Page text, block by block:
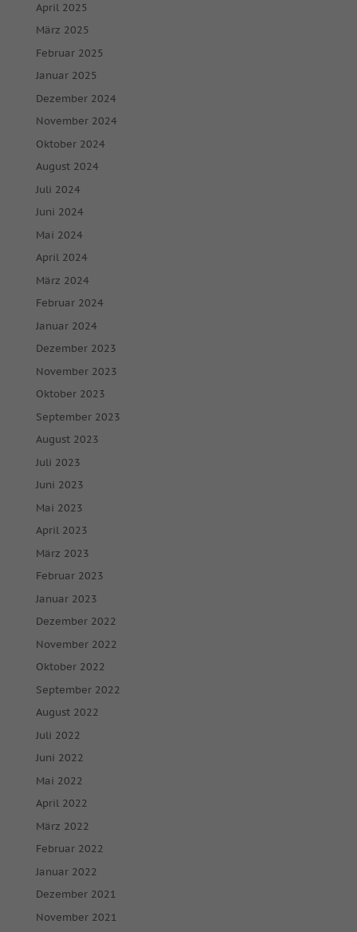
April 2025
März 2025
Februar 2025
Januar 2025
Dezember 2024
November 2024
Oktober 2024
August 2024
Juli 2024
Juni 2024
Mai 2024
April 2024
März 2024
Februar 2024
Januar 2024
Dezember 2023
November 2023
Oktober 2023
September 2023
August 2023
Juli 2023
Juni 2023
Mai 2023
April 2023
März 2023
Februar 2023
Januar 2023
Dezember 2022
November 2022
Oktober 2022
September 2022
August 2022
Juli 2022
Juni 2022
Mai 2022
April 2022
März 2022
Februar 2022
Januar 2022
Dezember 2021
November 2021